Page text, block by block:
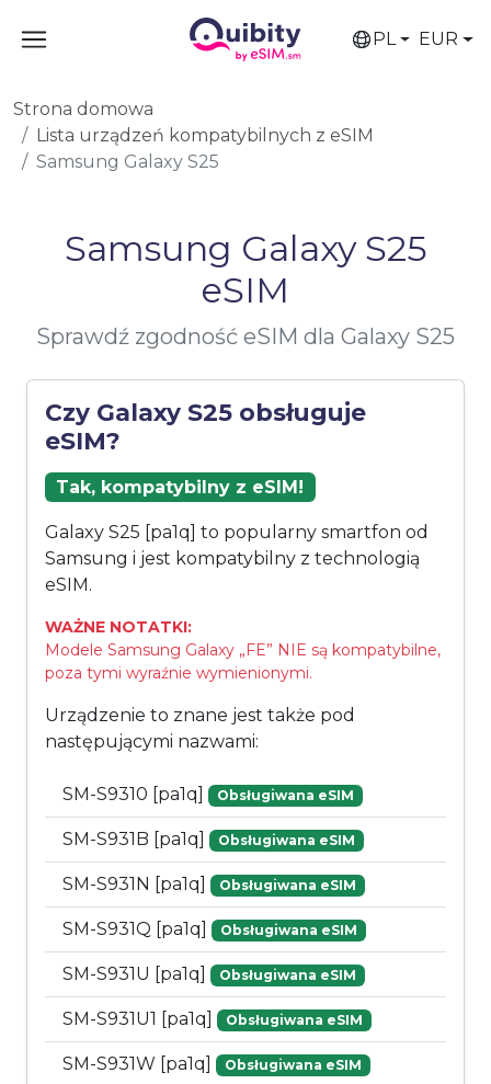
PL EUR
Strona domowa
Lista urządzeń kompatybilnych z eSIM
Samsung Galaxy S25
Samsung Galaxy S25
eSIM
Sprawdź zgodność eSIM dla Galaxy S25
Czy Galaxy S25 obsługuje
eSIM?
Tak, kompatybilny z eSIM!
Galaxy S25 [pa1q] to popularny smartfon od
Samsung i jest kompatybilny z technologią
eSIM.
WAŻNE NOTATKI:
Modele Samsung Galaxy „FE” NIE są kompatybilne,
poza tymi wyraźnie wymienionymi.
Urządzenie to znane jest także pod
następującymi nazwami:
SM-S9310 [pa1q] Obsługiwana eSIM
SM-S931B [pa1q] Obsługiwana eSIM
SM-S931N [pa1q] Obsługiwana eSIM
SM-S931Q [pa1q] Obsługiwana eSIM
SM-S931U [pa1q] Obsługiwana eSIM
SM-S931U1 [pa1q] Obsługiwana eSIM
SM-S931W [pa1q] Obsługiwana eSIM